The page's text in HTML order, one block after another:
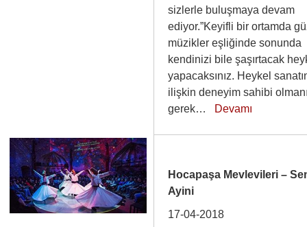
sizlerle buluşmaya devam
ediyor.”Keyifli bir ortamda
müzikler eşliğinde sonunda
kendinizi bile şaşırtacak
yapacaksınız. Heykel
ilişkin deneyim sahibi
gerek… Devamı
Hocapaşa Mevlevileri –
Ayini
17-04-2018